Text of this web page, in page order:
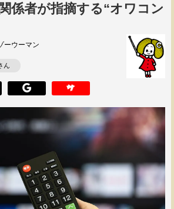
係者が指摘する“オワコン
ーウーマン
ん